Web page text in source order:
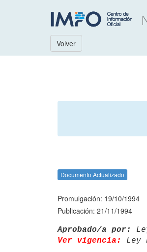
Volver
Documento Actualizado
Promulgación: 19/10/1994
Publicación: 21/11/1994
Aprobado/a por:
Ver vigencia:
Ley